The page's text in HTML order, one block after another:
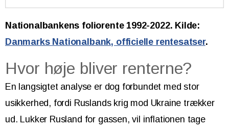
Nationalbankens foliorente 1992-2022. Kilde:
Danmarks Nationalbank, officielle rentesatser.
Hvor høje bliver renterne?
En langsigtet analyse er dog forbundet med stor
usikkerhed, fordi Ruslands krig mod Ukraine trækker
ud. Lukker Rusland for gassen, vil inflationen tage